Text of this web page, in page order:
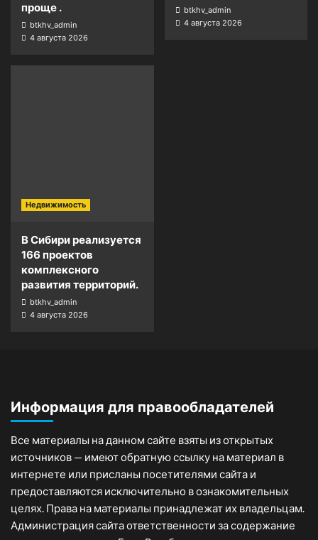
проще .
btkhv_admin
4 августа 2026
btkhv_admin
4 августа 2026
Недвижимость
В Сибири реализуется
166 проектов
комплексного
развития территорий.
btkhv_admin
4 августа 2026
Информация для правообладателей
Все материалы на данном сайте взяты из открытых
источников — имеют обратную ссылку на материал в
интернете или присланы посетителями сайта и
предоставляются исключительно в ознакомительных
целях. Права на материалы принадлежат их владельцам.
Администрация сайта ответственности за содержание